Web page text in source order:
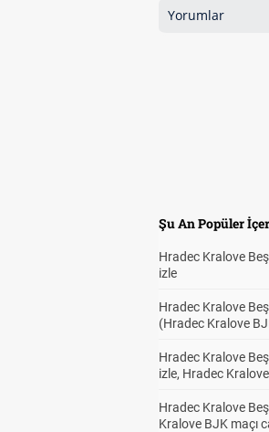
Yorumlar
Şu An Popüler
Hradec Kralove
izle
Hradec Kralove
(Hradec Kralove
Hradec Kralove
izle, Hradec
Hradec Kralove
Kralove BJK maçı